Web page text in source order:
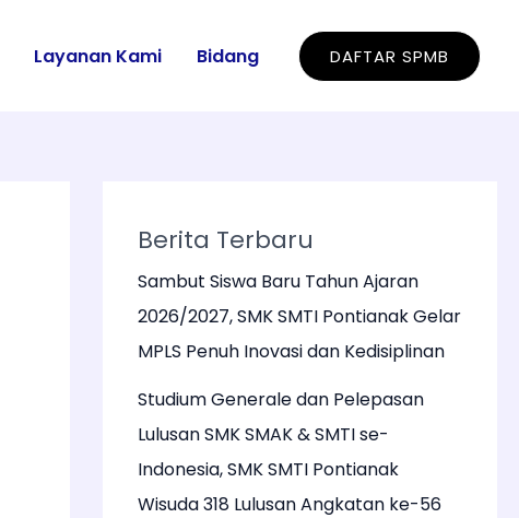
Layanan Kami Bidang DAFTAR SPMB
Berita Terbaru
Sambut Siswa Baru Tahun Ajaran
2026/2027, SMK SMTI Pontianak Gelar
MPLS Penuh Inovasi dan Kedisiplinan
Studium Generale dan Pelepasan
Lulusan SMK SMAK & SMTI se-
Indonesia, SMK SMTI Pontianak
Wisuda 318 Lulusan Angkatan ke-56